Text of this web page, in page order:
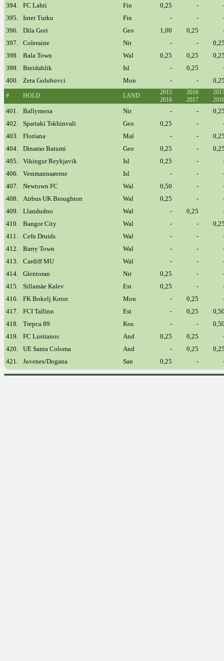
394. FC Lahti Fin 0,25 -
395.
Inter Turku Fin - -
396.
Dila Gori Geo 1,00 0,25
397.
Coleraine Nir - -
398.
Bala Town Wal 0,25 0,25
399.
Breidablik Isl - 0,25
400.
Zeta Golubovci Mon - -
# HOLD LAND
2015
2016
2016
2017
401. Ballymena Nir - -
402.
Spartaki Tskhinvali Geo 0,25 -
403.
Floriana Mal - -
404.
Dinamo Batumi Geo 0,25 -
405.
Vikingur Reykjavik Isl 0,25 -
406.
Vestmannaøerne Isl - -
407.
Newtown FC Wal 0,50 -
408.
Airbus UK Broughton Wal 0,25 -
409.
Llandudno Wal - 0,25
410.
Bangor City Wal - -
411.
Cefn Druids Wal - -
412.
Barry Town Wal - -
413.
Cardiff MU Wal - -
414.
Glentoran Nir 0,25 -
415.
Sillamäe Kalev Est 0,25 -
416.
FK Bokelj Kotor Mon - 0,25
417.
FCI Tallinn Est - 0,25
418.
Trepca 89 Kos - -
419.
FC Lusitanos And 0,25 0,25
420.
UE Santa Coloma And - 0,25
421.
Juvenes/Dogana San 0,25 -